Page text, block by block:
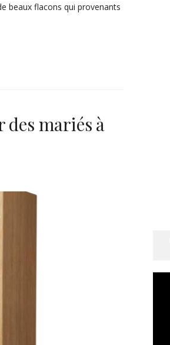
beaux flacons qui provenants
des mariés à